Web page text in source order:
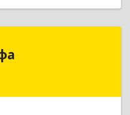
Бит, Уфа